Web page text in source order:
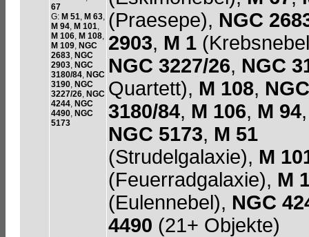
67
G: M 51 M 63
M 94 M 101
M 106 M 108
M 109 NGC
2683 NGC
2903 NGC
3180/84 NGC
3190 NGC
3227/26 NGC
4244 NGC
4490 NGC
5173
(Praesepe), NGC
2903, M 1
NGC 3227/26, NGC
Quartett), M 108, NGC
3180/84, M 106, M 94
NGC 5173, M 51
(Strudelgalaxie), M
(Feuerradgalaxie), M
(Eulennebel), NGC
4490 (21+ Objekte)